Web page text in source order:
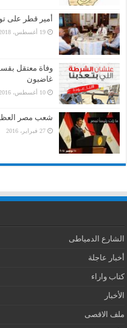
أمير قطر على
19 أغسطس، 2018
وفاة معتقل
غاضبون
10 أغسطس، 2016
شعب مصر
27 فبراير، 2016
الشارع الدمياطى
أخبار عاجلة
كتاب واراء
الأخبار
ملف الاقصى